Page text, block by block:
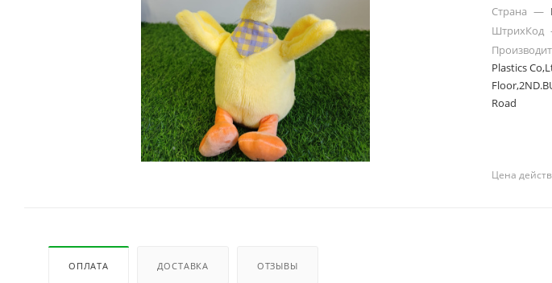
Страна —
ШтрихКод
Plastics
Road
Цена
ОПЛАТА ДОСТАВКА ОТЗЫВЫ